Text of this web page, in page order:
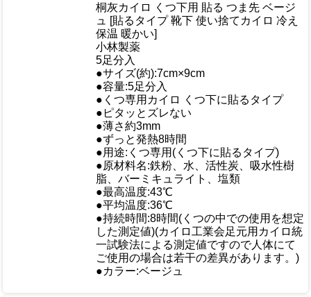
桐灰カイロ くつ下用 貼る つま先 ベージ
ュ [貼るタイプ 靴下 使い捨てカイロ 冷え
保温 暖かい]
小林製薬
5足分入
●サイズ(約):7cm×9cm
●容量:5足分入
●くつ専用カイロ くつ下に貼るタイプ
●ピタッとズレない
●薄さ約3mm
●ずっと発熱8時間
●用途:くつ専用(くつ下に貼るタイプ)
●原材料名:鉄粉、水、活性炭、吸水性樹
脂、バーミキュライト、塩類
●最高温度:43℃
●平均温度:36℃
●持続時間:8時間(くつの中での使用を想定
した測定値)(カイロ工業会足元用カイロ統
一試験法による測定値ですので人体にて
ご使用の場合は若干の差異があります。)
●カラー:ベージュ